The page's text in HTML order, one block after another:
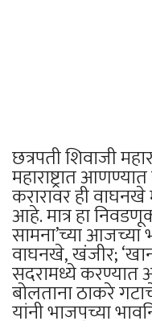
छत्रपती शिवाजी
महाराष्ट्रात
करारावर ही वाघनखे
आहे. मात्र हा
सामना’च्या आजच्या
वाघनखे, खंजीर;
सदरामध्ये करण्यात
बोलताना ठाकरे
यांनी भाजपच्या